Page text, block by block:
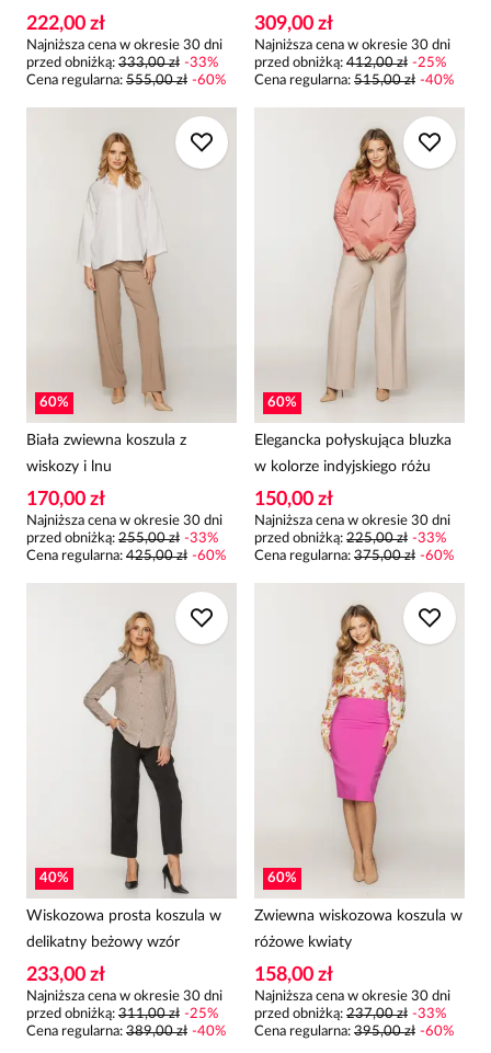
222,00 zł
Najniższa cena w okresie 30 dni
przed obniżką: 333,00 zł -33%
Cena regularna: 555,00 zł -60%
309,00 zł
Najniższa cena w okresie 30 dni
przed obniżką: 412,00 zł -25%
Cena regularna: 515,00 zł -40%
60%
Biała zwiewna koszula z
wiskozy i lnu
170,00 zł
Najniższa cena w okresie 30 dni
przed obniżką: 255,00 zł -33%
Cena regularna: 425,00 zł -60%
60%
Elegancka połyskująca bluzka
w kolorze indyjskiego różu
150,00 zł
Najniższa cena w okresie 30 dni
przed obniżką: 225,00 zł -33%
Cena regularna: 375,00 zł -60%
40%
Wiskozowa prosta koszula w
delikatny beżowy wzór
233,00 zł
Najniższa cena w okresie 30 dni
przed obniżką: 311,00 zł -25%
Cena regularna: 389,00 zł -40%
60%
Zwiewna wiskozowa koszula w
różowe kwiaty
158,00 zł
Najniższa cena w okresie 30 dni
przed obniżką: 237,00 zł -33%
Cena regularna: 395,00 zł -60%